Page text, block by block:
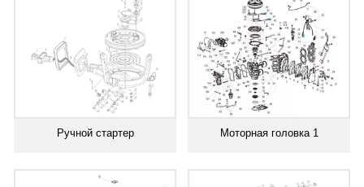
Ручной стартер Моторная головка 1